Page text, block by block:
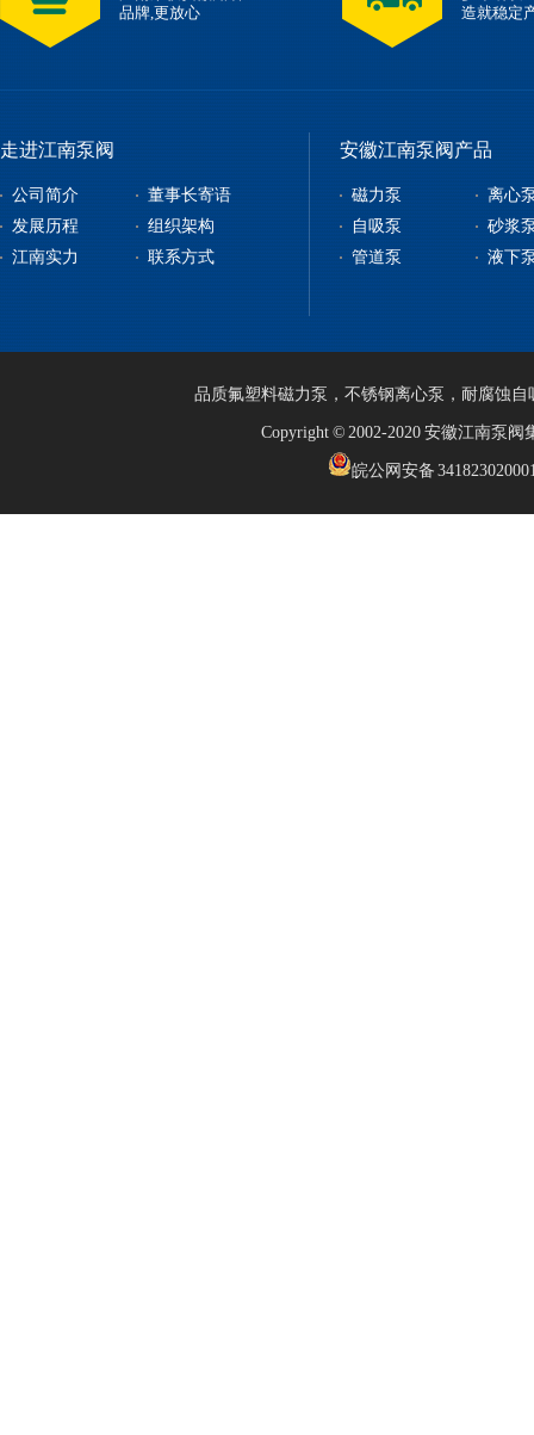
品牌,更放心
造就稳定
走进江南泵阀
公司简介
董事长寄语
发展历程
组织架构
江南实力
联系方式
安徽江南泵阀产品
磁力泵
离心
自吸泵
砂浆
管道泵
液下
品质氟塑料磁力泵 ， 不锈钢离心泵 ， 耐腐蚀自
Copyright © 2002-2020 安徽江南泵
皖公网安备